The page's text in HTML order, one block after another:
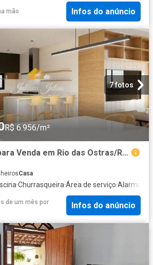
mão Infos do anúncio
7 fotos
R$ 6.956/m²
Casa / Sobrado para Venda em Rio das Ostras/RJ Alphaville 3 Quartos
Casa
·Churrasqueira·Área de serviço·Alarme
de um mês por
Infos do anúncio